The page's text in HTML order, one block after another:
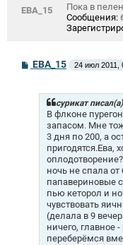
ЕВА_15
Пока в
Сообщения:
С
о
ЕВА_15 24 июл 2011,
сурикат
В флконе
запасом. Мне
3 дня по 200, а
пригодятся.Ева,
ночь не спала
папавериновые
пью кеторол и
чувствовать
(делала в 9
ничего, главное
переберёмся